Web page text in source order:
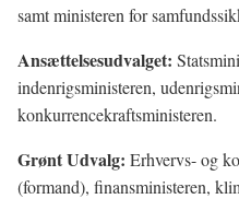
samt ministeren for
Ansættelsesudvalget:
indenrigsministeren,
konkurrencekraftsministeren.
Grønt Udvalg: Erhvervs- og
(formand), finansministeren,